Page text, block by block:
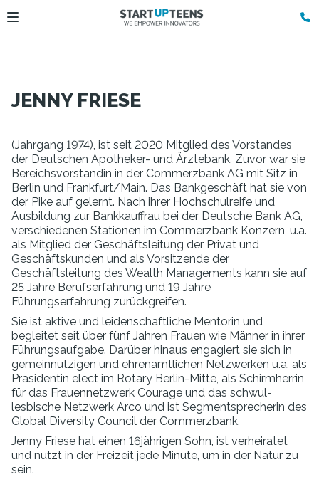
JENNY FRIESE
(Jahrgang 1974), ist seit 2020 Mitglied des Vorstandes
der Deutschen Apotheker- und Ärztebank. Zuvor war sie
Bereichsvorständin in der Commerzbank AG mit Sitz in
Berlin und Frankfurt/Main. Das Bankgeschäft hat sie von
der Pike auf gelernt. Nach ihrer Hochschulreife und
Ausbildung zur Bankkauffrau bei der Deutsche Bank AG,
verschiedenen Stationen im Commerzbank Konzern, u.a.
als Mitglied der Geschäftsleitung der Privat und
Geschäftskunden und als Vorsitzende der
Geschäftsleitung des Wealth Managements kann sie auf
25 Jahre Berufserfahrung und 19 Jahre
Führungserfahrung zurückgreifen.
Sie ist aktive und leidenschaftliche Mentorin und
begleitet seit über fünf Jahren Frauen wie Männer in ihrer
Führungsaufgabe. Darüber hinaus engagiert sie sich in
gemeinnützigen und ehrenamtlichen Netzwerken u.a. als
Präsidentin elect im Rotary Berlin-Mitte, als Schirmherrin
für das Frauennetzwerk Courage und das schwul-
lesbische Netzwerk Arco und ist Segmentsprecherin des
Global Diversity Council der Commerzbank.
Jenny Friese hat einen 16jährigen Sohn, ist verheiratet
und nutzt in der Freizeit jede Minute, um in der Natur zu
sein.